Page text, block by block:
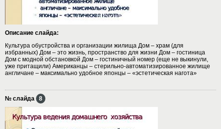
Описание слайда:
Культура обустройства и организации жилища Дом – храм (для
избранных) Дом – это жизнь, пространство для жизни Дом – гостиница
Дом с модной обстановкой Дом – гостиничный номер (еще не выкинули,
уже притащили) Американцы – стерильно-автоматизированное жилище
англичане – максимально удобное японцы – «эстетическая нагота»
№ слайда 8